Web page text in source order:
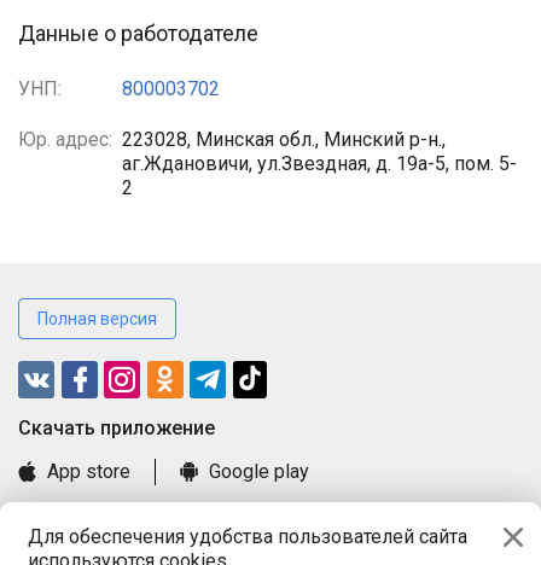
Для обеспечения удобства пользователей сайта
Данные о работодателе
УНП: 800003702
Юр. адрес: 223028, Минская обл., Минский р-н.,
аг.Ждановичи, ул.Звездная, д. 19а-5, пом. 5-
2
Полная версия
Cкачать приложение
App store
Google play
Книга замечаний и предложений